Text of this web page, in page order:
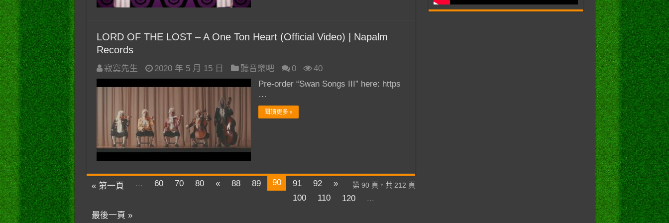
LORD OF THE LOST – A One Ton Heart (Official Video) | Napalm
Records
寂寞先生 2020 年 5 月 15 日 聽音樂吧 0
40
Pre-order “Swan Songs III” here: https
…
閱讀更多 »
第 90 頁，共 212 頁
« 第一頁 ... 60 70 80 « 88 89 90 91 92
»
100
110 120
...
最後一頁 »